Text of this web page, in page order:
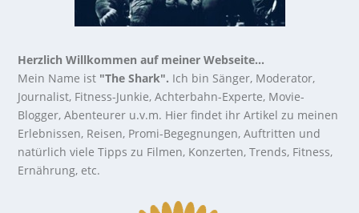
Herzlich Willkommen auf meiner Webseite...
Mein Name ist "The Shark". Ich bin Sänger, Moderator,
Journalist, Fitness-Junkie, Achterbahn-Experte, Movie-
Blogger, Abenteurer u.v.m. Hier findet ihr Artikel zu meinen
Erlebnissen, Reisen, Promi-Begegnungen, Auftritten und
natürlich viele Tipps zu Filmen, Konzerten, Trends, Fitness,
Ernährung, etc.